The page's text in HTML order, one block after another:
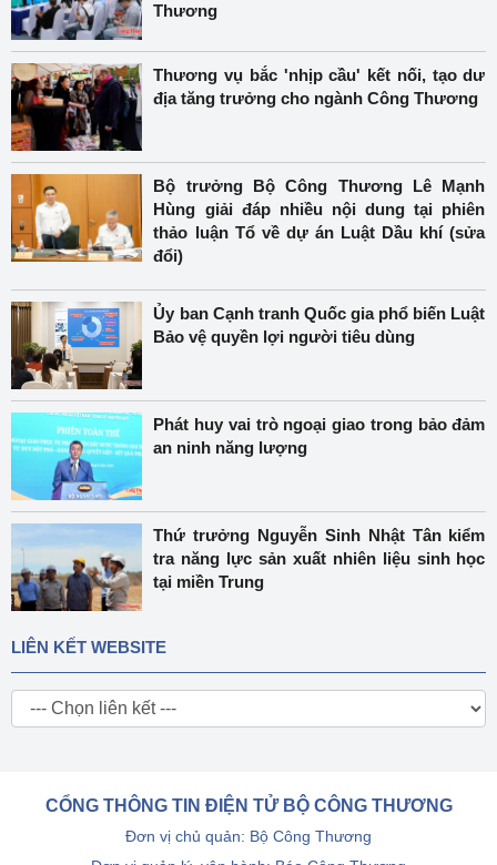
Thương
Thương vụ bắc 'nhịp cầu' kết nối, tạo dư
địa tăng trưởng cho ngành Công Thương
Bộ trưởng Bộ Công Thương Lê Mạnh
Hùng giải đáp nhiều nội dung tại phiên
thảo luận Tổ về dự án Luật Dầu khí (sửa
đổi)
Ủy ban Cạnh tranh Quốc gia phổ biến Luật
Bảo vệ quyền lợi người tiêu dùng
Phát huy vai trò ngoại giao trong bảo đảm
an ninh năng lượng
Thứ trưởng Nguyễn Sinh Nhật Tân kiểm
tra năng lực sản xuất nhiên liệu sinh học
tại miền Trung
LIÊN KẾT WEBSITE
CỔNG THÔNG TIN ĐIỆN TỬ BỘ CÔNG THƯƠNG
Đơn vị chủ quản: Bộ Công Thương